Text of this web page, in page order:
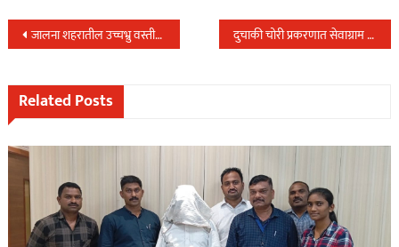
Post
navigation
जालना शहरातील उच्चभ्रु वस्तीतील लुटी प्रकरणाची उकल करण्यास पोलिसांना यश… दुचाकी चोरी प्रकरणात सेवाग्राम पोलिसांनी फिर्यादीच्या पतीसह केली एकास अटक…
Related Posts